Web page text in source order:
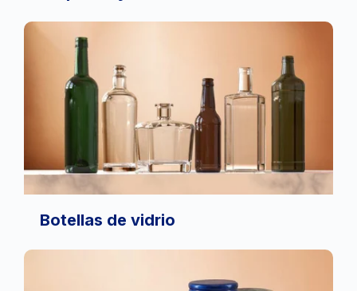
Botellas de vidrio